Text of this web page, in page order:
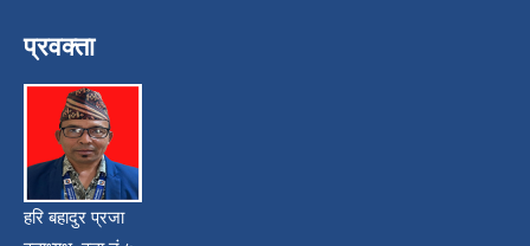
प्रवक्ता
हरि बहादुर प्रजा